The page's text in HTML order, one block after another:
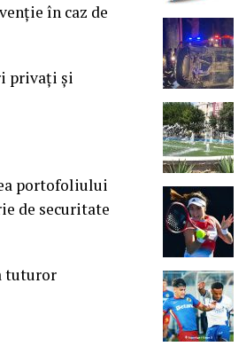
în caz de
privați și
portofoliului
de securitate
tuturor